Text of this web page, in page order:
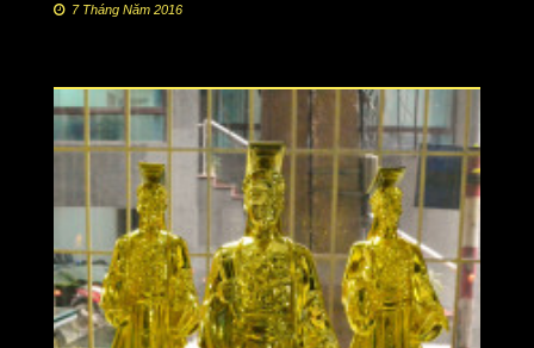
7 Tháng Năm 2016